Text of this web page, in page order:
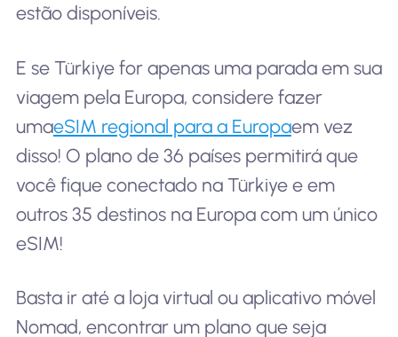
estão disponíveis.
E se Türkiye for apenas uma parada em sua
viagem pela Europa, considere fazer
umaeSIM regional para a Europaem vez
disso! O plano de 36 países permitirá que
você fique conectado na Türkiye e em
outros 35 destinos na Europa com um único
eSIM!
Basta ir até a loja virtual ou aplicativo móvel
Nomad, encontrar um plano que seja